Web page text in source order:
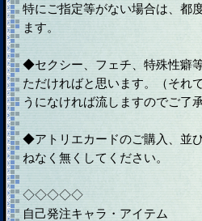
特にご指定等がない場合は、都
ます。
◆セクシー、フェチ、特殊性癖
ただければと思います。（それ
うになければ流しますのでご了
◆アトリエカードのご購入、並
ねなく無くしてください。
◇◇◇◇◇
自己発注キャラ・アイテム